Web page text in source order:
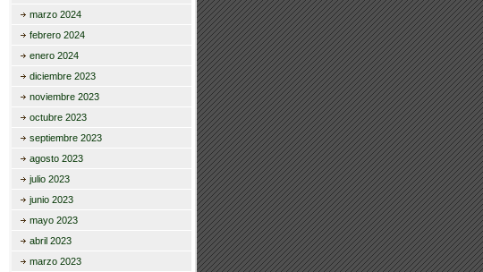
marzo 2024
febrero 2024
enero 2024
diciembre 2023
noviembre 2023
octubre 2023
septiembre 2023
agosto 2023
julio 2023
junio 2023
mayo 2023
abril 2023
marzo 2023